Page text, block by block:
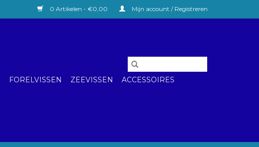
0 Artikelen - €0,00 Mijn account / Registreren
FORELVISSEN ZEEVISSEN
ACCESSOIRES